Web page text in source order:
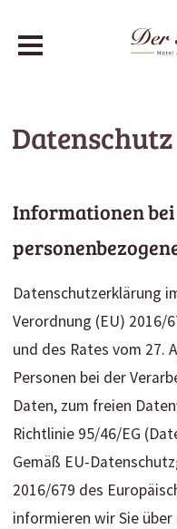
Datenschutz
Informationen
Datenschutzerklärung
Verordnung (EU) 2016/
und des Rates vom 27.
Personen bei der
Daten, zum freien
Richtlinie 95/46/EG
Gemäß EU-
2016/679 des
informieren wir Sie